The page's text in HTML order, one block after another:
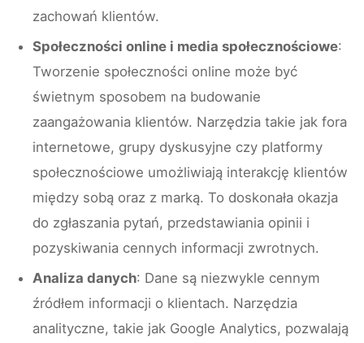
zachowań klientów.
Społeczności online i media społecznościowe:
Tworzenie społeczności online może być
świetnym sposobem na budowanie
zaangażowania klientów. Narzędzia takie jak fora
internetowe, grupy dyskusyjne czy platformy
społecznościowe umożliwiają interakcję klientów
między sobą oraz z marką. To doskonała okazja
do zgłaszania pytań, przedstawiania opinii i
pozyskiwania cennych informacji zwrotnych.
Analiza danych: Dane są niezwykle cennym
źródłem informacji o klientach. Narzędzia
analityczne, takie jak Google Analytics, pozwalają